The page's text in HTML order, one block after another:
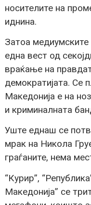
носителите на
иднина.
Затоа медиумските
една вест од
враќање на
демократијата. Се
Македонија е на
и криминалната
Уште еднаш се
мрак на Никола
граѓаните, нема
“Курир”,
Македонија” се